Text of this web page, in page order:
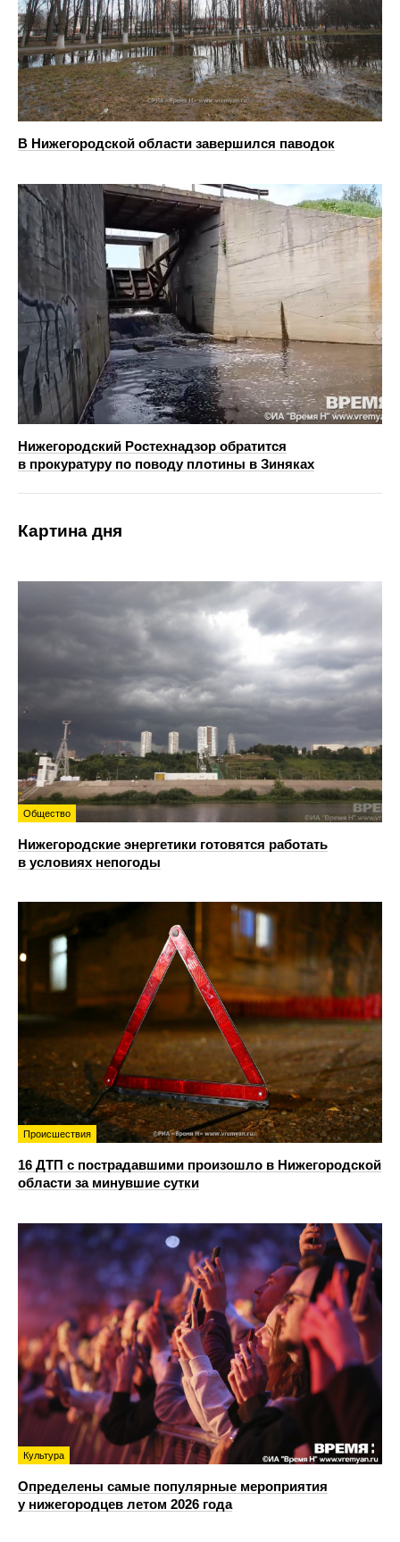
В Нижегородской области завершился паводок
Нижегородский Ростехнадзор обратится
в прокуратуру по поводу плотины в Зиняках
Картина дня
Общество
Нижегородские энергетики готовятся работать
в условиях непогоды
Происшествия
16 ДТП с пострадавшими произошло в Нижегородской
области за минувшие сутки
Культура
Определены самые популярные мероприятия
у нижегородцев летом 2026 года